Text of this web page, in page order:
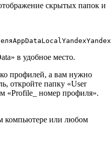
скрытых папок и
в удобное место.
профилей, а вам нужно
откройте папку «User
«Profile_ номер профиля».
компьютере или любом